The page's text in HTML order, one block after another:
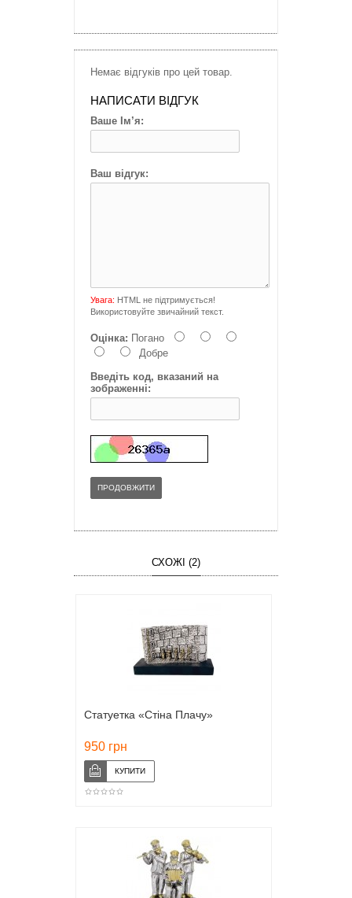
Немає відгуків про цей товар.
НАПИСАТИ ВІДГУК
Ваше Ім’я:
Ваш відгук:
Увага: HTML не підтримується!
Використовуйте звичайний текст.
Оцінка: Погано
Добре
Введіть код, вказаний на
зображенні:
ПРОДОВЖИТИ
СХОЖІ (2)
Статуетка «Стіна Плачу»
950 грн